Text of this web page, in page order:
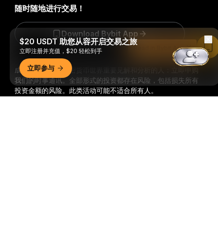
成为第一个获得加密货币世界重要见解和分析的人：立即申购
我们的时事通讯。 全部形式的投资都存在风险，包括损失所有
投资金额的风险。此类活动可能不适合所有人。
随时随地进行交易！
Download Bybit App
$20 USDT 助您从容开启交易之旅
立即注册并充值，$20 轻松到手
立即参与
Read in Bybit App